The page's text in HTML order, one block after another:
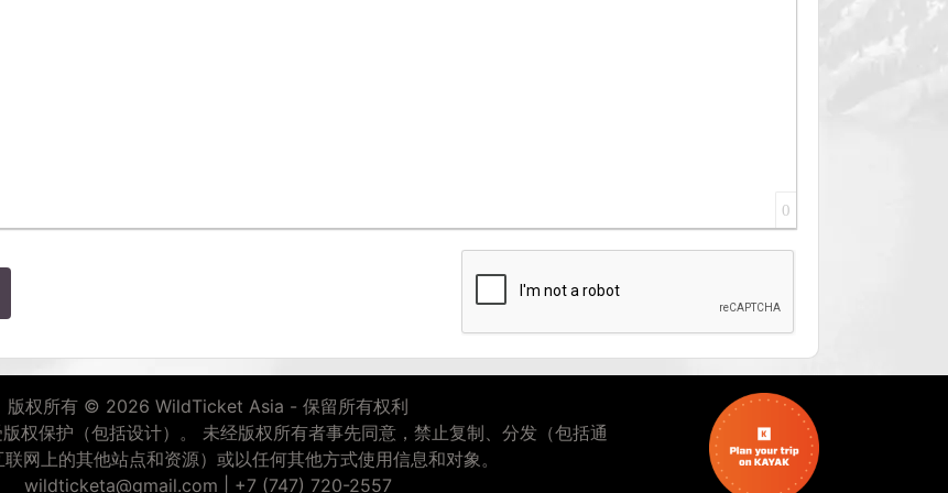
0
版权所有 © 2026 WildTicket Asia - 保留所有权利
权保护（包括设计）。 未经版权所有者事先同意，禁止复制、分发（包括通
网上的其他站点和资源）或以任何其他方式使用信息和对象。
wildticketa@gmail.com
+7 (747) 720-2557